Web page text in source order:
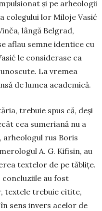
şi pe arheologii
colegului lor Mi­loje Vasić
lân­gă Belgrad,
aflau semne iden­tice cu
le con­siderase ca
La vremea
de lumea academică.
trebuie spus că, deşi
cea su­me­riană nu a
rus Boris
A. G. Kifisin, au
textelor de pe tăbliţe.
concluziile au fost
textele trebuie citite,
sens invers acelor de